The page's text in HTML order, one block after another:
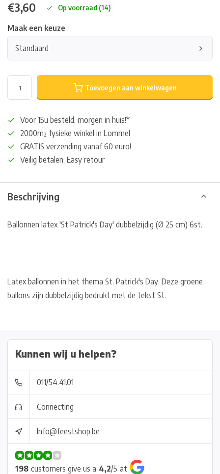
€3,60 Op voorraad (14)
Maak een keuze
Standaard
Toevoegen aan winkelwagen
Voor 15u besteld, morgen in huis!*
2000m² fysieke winkel in Lommel
GRATIS verzending vanaf 60 euro!
Veilig betalen, Easy retour
Beschrijving
Ballonnen latex 'St Patrick's Day' dubbelzijdig (Ø 25 cm) 6st.
Latex ballonnen in het thema St. Patrick's Day. Deze groene
ballons zijn dubbelzijdig bedrukt met de tekst St.
Kunnen wij u helpen?
011/54.41.01
Connecting
Info@feestshop.be
198 customers give us a 4,2/5 at